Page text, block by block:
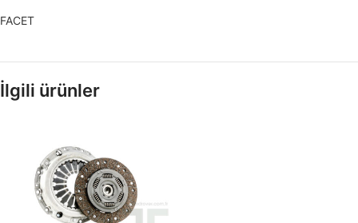
FACET
İlgili ürünler